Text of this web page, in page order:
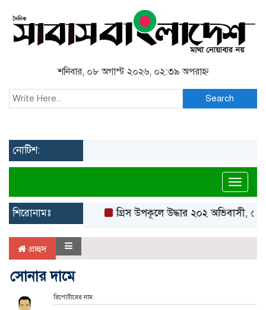
শনিবার, ০৮ অগাস্ট ২০২৬, ০২:৩৯ অপরাহ্ন
Search
নোটিশ:
শিরোনামঃ গ্রিস উপকূলে উদ্ধার ২০২ অভিবাসী,
প্রচ্ছদ
সোনার দামে
রিপোর্টারের নাম